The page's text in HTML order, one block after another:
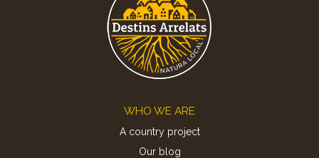
WHO WE ARE
A country project
Our blog